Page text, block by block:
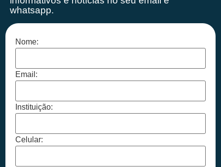
whatsapp.
Nome:
Email:
Instituição:
Celular: